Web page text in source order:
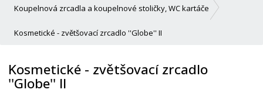
e
o
n
t
r
Koupelnová zrcadla a koupelnové stoličky, WC kartáče
Kosmetické - zvětšovací zrcadlo ''Globe'' II
Kosmetické - zvětšovací zrcadlo
''Globe'' II